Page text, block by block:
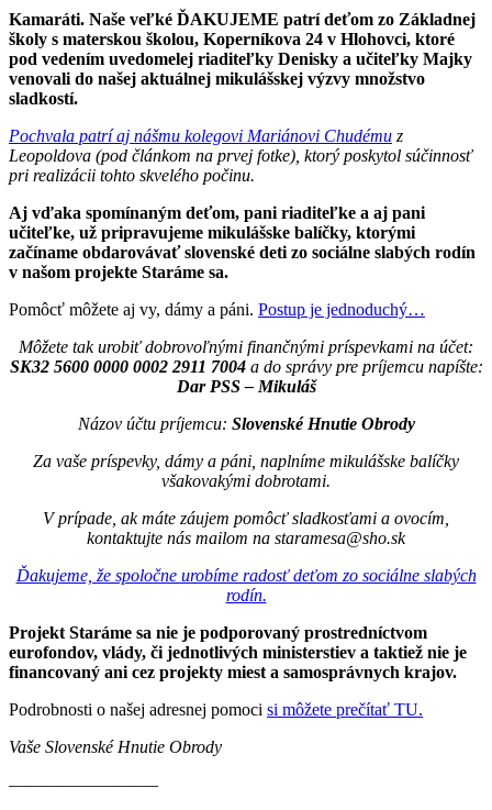
Kamaráti. Naše veľké ĎAKUJEME patrí deťom zo Základnej
školy s materskou školou, Koperníkova 24 v Hlohovci, ktoré
pod vedením uvedomelej riaditeľky Denisky a učiteľky Majky
venovali do našej aktuálnej mikulášskej výzvy množstvo
sladkostí.
Pochvala patrí aj nášmu kolegovi Mariánovi Chudému z
Leopoldova (pod článkom na prvej fotke), ktorý poskytol súčinnosť
pri realizácii tohto skvelého počinu.
Aj vďaka spomínaným deťom, pani riaditeľke a aj pani
učiteľke, už pripravujeme mikulášske balíčky, ktorými
začíname obdarovávať slovenské deti zo sociálne slabých rodín
v našom projekte Staráme sa.
Pomôcť môžete aj vy, dámy a páni. Postup je jednoduchý…
Môžete tak urobiť dobrovoľnými finančnými príspevkami na účet:
SK32 5600 0000 0002 2911 7004a do správy pre príjemcu napíšte:
Dar PSS – Mikuláš
Názov účtu príjemcu: Slovenské Hnutie Obrody
Za vaše príspevky, dámy a páni, naplníme mikulášske balíčky
všakovakými dobrotami.
V prípade, ak máte záujem pomôcť sladkosťami a ovocím,
kontaktujte nás mailom na staramesa@sho.sk
Ďakujeme, že spoločne urobíme radosť deťom zo sociálne slabých
rodín.
Projekt Staráme sa nie je podporovaný prostredníctvom
eurofondov, vlády, či jednotlivých ministerstiev a taktiež nie je
financovaný ani cez projekty miest a samosprávnych krajov.
Podrobnosti o našej adresnej pomoci si môžete prečítať TU.
Vaše Slovenské Hnutie Obrody
————————–